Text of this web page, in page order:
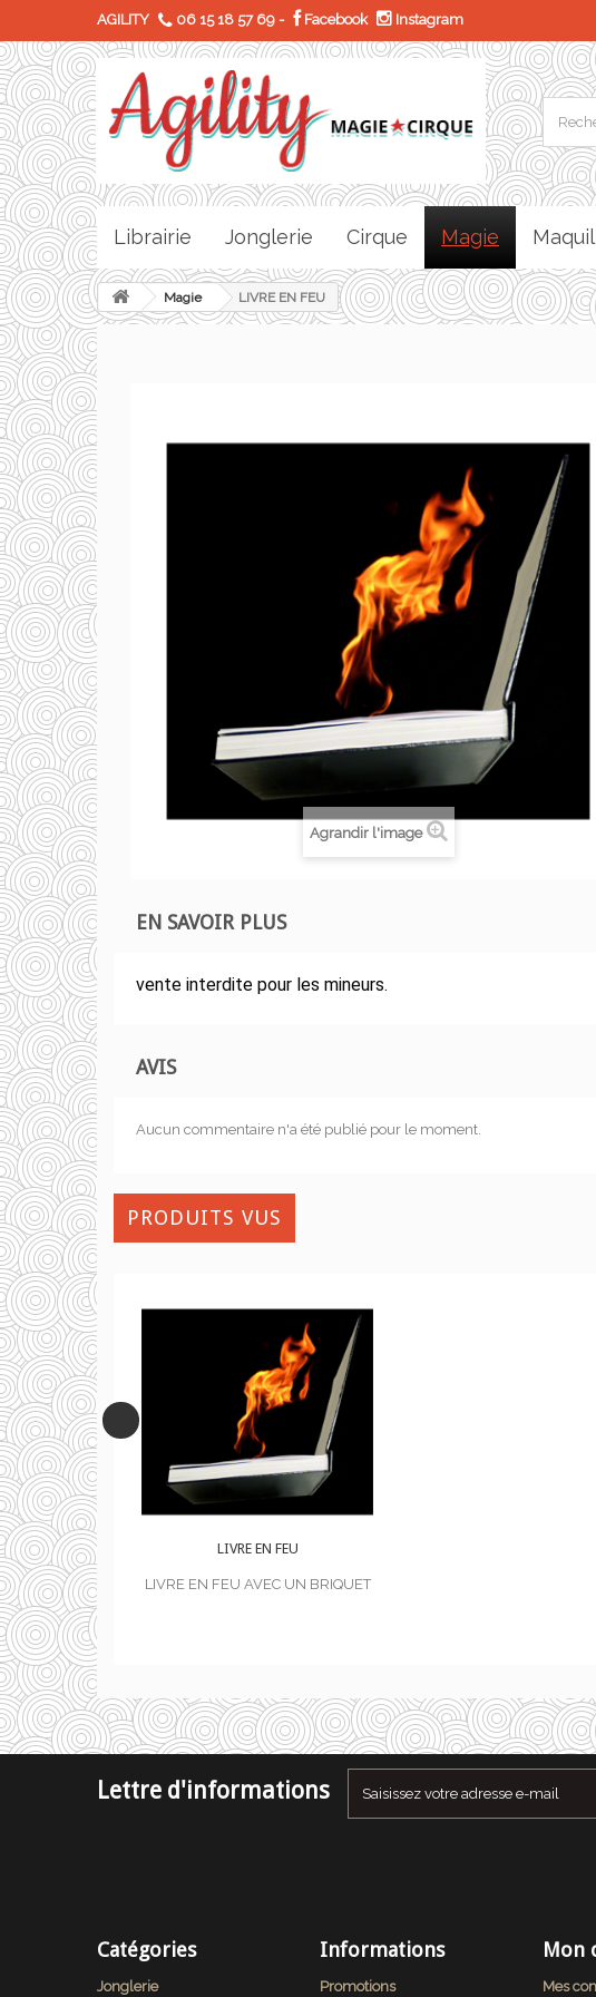
AGILITY 06 15 18 57 69 - Facebook Instagram
Librairie Jonglerie Cirque Magie
Magie LIVRE EN FEU
Agrandir l'image
EN SAVOIR PLUS
vente interdite pour les mineurs.
AVIS
Aucun commentaire n'a été publié pour le moment.
PRODUITS VUS
FEU
UN BRIQUET
LIVRE EN FEU
LIVRE EN FEU AVEC UN BRIQUET
Lettre d'informations
Catégories
Jonglerie
Informations
Promotions
Mon
Mes